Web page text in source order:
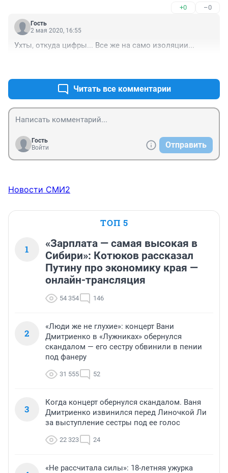
+0 –0
Гость
2 мая 2020, 16:55
Ухты, откуда цифры... Все же на само изоляции...
Читать все комментарии
Гость
Войти
Отправить
Новости СМИ2
ТОП 5
1
«Зарплата — самая высокая в
Сибири»: Котюков рассказал
Путину про экономику края —
онлайн-трансляция
54 354 146
2
«Люди же не глухие»: концерт Вани
Дмитриенко в «Лужниках» обернулся
скандалом — его сестру обвинили в пении
под фанеру
31 555 52
3
Когда концерт обернулся скандалом. Ваня
Дмитриенко извинился перед Линочкой Ли
за выступление сестры под ее голос
22 323 24
«Не рассчитала силы»: 18-летняя ужурка